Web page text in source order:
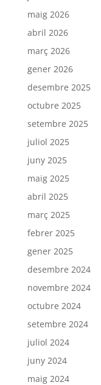
maig 2026
abril 2026
març 2026
gener 2026
desembre 2025
octubre 2025
setembre 2025
juliol 2025
juny 2025
maig 2025
abril 2025
març 2025
febrer 2025
gener 2025
desembre 2024
novembre 2024
octubre 2024
setembre 2024
juliol 2024
juny 2024
maig 2024